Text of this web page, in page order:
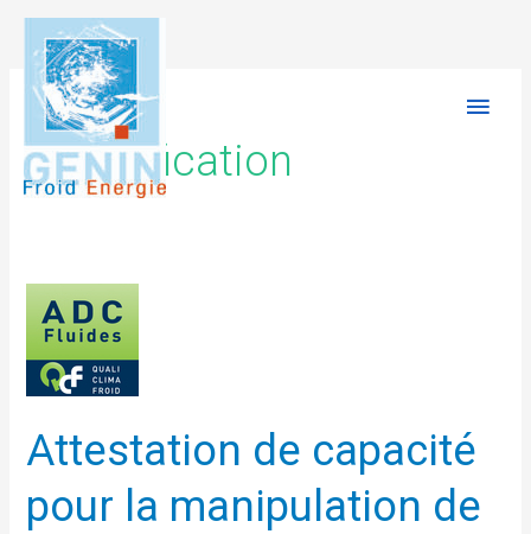
Aller
contenu
certification
Attestation de capacité
pour la manipulation de
Attestation
de
capacité
pour
manipulation
fluides